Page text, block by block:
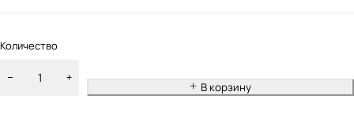
Количество
В корзину